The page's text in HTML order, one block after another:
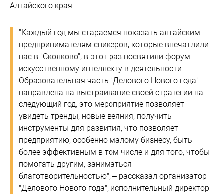
Алтайского края.
"Каждый год мы стараемся показать алтайским
предпринимателям спикеров, которые впечатлили
нас в "Сколково", в этот раз посвятили форум
искусственному интеллекту в деятельности.
Образовательная часть "Делового Нового года"
направлена на выстраивание своей стратегии на
следующий год, это мероприятие позволяет
увидеть тренды, новые веяния, получить
инструменты для развития, что позволяет
предприятию, особенно малому бизнесу, быть
более эффективным в том числе и для того, чтобы
помогать другим, заниматься
благотворительностью", – рассказал организатор
"Делового Нового года", исполнительный директор